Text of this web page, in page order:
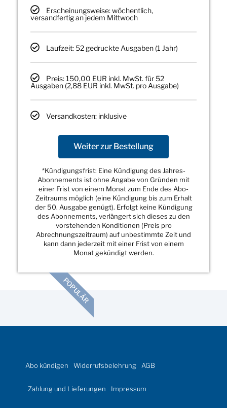
Erscheinungsweise: wöchentlich,
versandfertig an jedem Mittwoch
Laufzeit: 52 gedruckte Ausgaben (1 Jahr)
Preis: 150,00 EUR inkl. MwSt. für 52
Ausgaben (2,88 EUR inkl. MwSt. pro Ausgabe)
Versandkosten: inklusive
Weiter zur Bestellung
*Kündigungsfrist: Eine Kündigung des Jahres-
Abonnements ist ohne Angabe von Gründen mit
einer Frist von einem Monat zum Ende des Abo-
Zeitraums möglich (eine Kündigung bis zum Erhalt
der 50. Ausgabe genügt). Erfolgt keine Kündigung
des Abonnements, verlängert sich dieses zu den
vorstehenden Konditionen (Preis pro
Abrechnungszeitraum) auf unbestimmte Zeit und
kann dann jederzeit mit einer Frist von einem
Monat gekündigt werden.
POPULÄR
Abo kündigen Widerrufsbelehrung AGB
Zahlung und Lieferungen Impressum